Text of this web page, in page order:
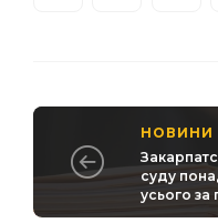
НОВИНИ
суду
усього за